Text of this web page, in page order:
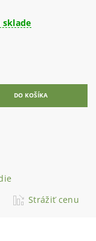
sklade
Strážiť cenu